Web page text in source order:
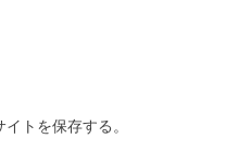
トを保存する。